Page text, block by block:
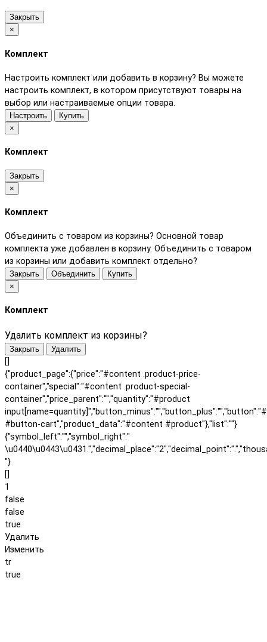
Закрыть
×
Комплект
Настроить комплект или добавить в корзину? Вы можете
настроить комплект, в котором присутствуют товары на
выбор или настраиваемые опции товара.
Настроить
Купить
×
Комплект
Закрыть
×
Комплект
Объединить с товаром из корзины? Основной товар
комплекта уже добавлен в корзину. Объединить с товаром
из корзины или добавить комплект отдельно?
Закрыть Объединить
Купить
×
Комплект
Удалить комплект из корзины?
Закрыть Удалить
[]
{"product_page":{"price":"#content .product-price-
container","special":"#content .product-special-
container","price_parent":"","quantity":"#product
#button-cart","product_data":"#content #product"},"list":""}
{"symbol_left":"","symbol_right":"
"}
[]
1
false
false
true
Удалить
Изменить
tr
true